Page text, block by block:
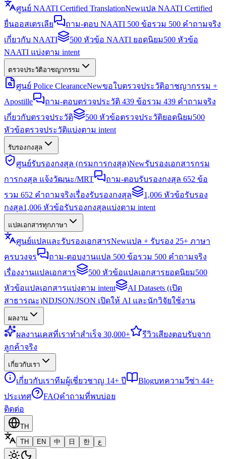
ศูนย์ NAATI Certified TranslationNewแปล NAATI Certified
ยื่นออสเตรเลีย
ถาม-ตอบ NAATI 500 ข้อรวม 500 คำถามจริง
เกี่ยวกับ NAATI
500 หัวข้อ NAATI ยอดนิยม500 หัวข้อ
NAATI แบ่งตาม intent
ตรวจประวัติอาชญากรรม
ศูนย์ Police ClearanceNewขอใบตรวจประวัติอาชญากรรม +
Apostille
ถาม-ตอบตรวจประวัติ 439 ข้อรวม 439 คำถามจริง
เกี่ยวกับตรวจประวัติ
500 หัวข้อตรวจประวัติยอดนิยม500
หัวข้อตรวจประวัติแบ่งตาม intent
รับรองกงสุล
ศูนย์รับรองกงสุล (กรมการกงสุล)Newรับรองเอกสารกรม
การกงสุล แจ้งวัฒนะ/MRT
ถาม-ตอบรับรองกงสุล 652 ข้อ
รวม 652 คำถามจริงเรื่องรับรองกงสุล
1,006 หัวข้อรับรอง
กงสุล1,006 หัวข้อรับรองกงสุลแบ่งตาม intent
แปลเอกสารทุกภาษา
ศูนย์แปลและรับรองเอกสารNewแปล + รับรอง 25+ ภาษา
ครบวงจร
ถาม-ตอบงานแปล 500 ข้อรวม 500 คำถามจริง
เรื่องงานแปลเอกสาร
500 หัวข้อแปลเอกสารยอดนิยม500
หัวข้อแปลเอกสารแบ่งตาม intent
AI Datasets (เปิด
สาธารณะ)NDJSON/JSON เปิดให้ AI และนักวิจัยใช้งาน
ผลงาน
ผลงานเคสที่เราทำสำเร็จ 30,000+ รีวิวเสียงตอบรับจาก
ลูกค้าจริง
เกี่ยวกับเรา
เกี่ยวกับเราทีมผู้เชี่ยวชาญ 14+ ปี Blogบทความวีซ่า 44+
ประเทศ
FAQคำถามที่พบบ่อย
ติดต่อ
TH
TH
EN 中 日 한 ع